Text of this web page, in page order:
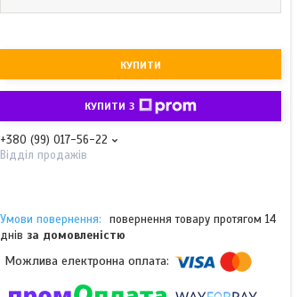
КУПИТИ
КУПИТИ З
+380 (99) 017-56-22
Відділ продажів
повернення товару протягом 14
днів за домовленістю